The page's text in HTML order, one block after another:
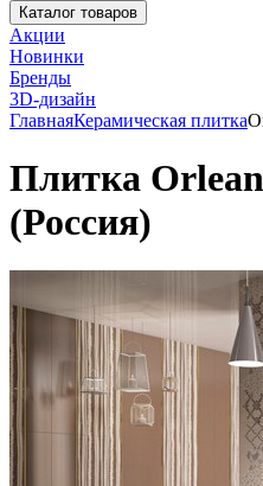
Каталог товаров
Акции
Новинки
Бренды
3D-дизайн
ГлавнаяКерамическая плитка
Плитка
(Россия)